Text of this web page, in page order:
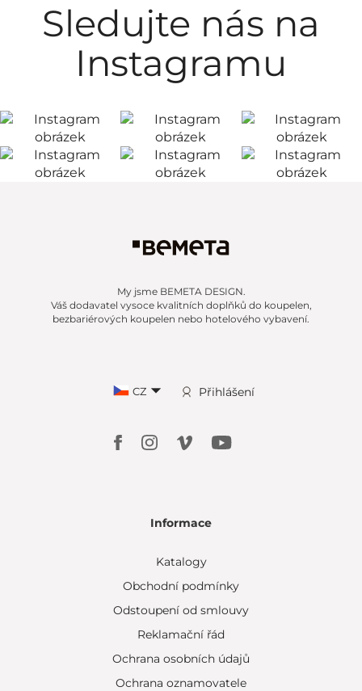
Sledujte nás na
Instagramu
My jsme BEMETA DESIGN.
Váš dodavatel vysoce kvalitních doplňků do koupelen,
bezbariérových koupelen nebo hotelového vybavení.
CZ Přihlášení
Informace
Katalogy
Obchodní podmínky
Odstoupení od smlouvy
Reklamační řád
Ochrana osobních údajů
Ochrana oznamovatele